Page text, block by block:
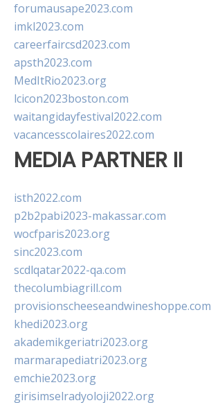
forumausape2023.com
imkl2023.com
careerfaircsd2023.com
apsth2023.com
MedItRio2023.org
lcicon2023boston.com
waitangidayfestival2022.com
vacancesscolaires2022.com
MEDIA PARTNER II
isth2022.com
p2b2pabi2023-makassar.com
wocfparis2023.org
sinc2023.com
scdlqatar2022-qa.com
thecolumbiagrill.com
provisionscheeseandwineshoppe.com
khedi2023.org
akademikgeriatri2023.org
marmarapediatri2023.org
emchie2023.org
girisimselradyoloji2022.org